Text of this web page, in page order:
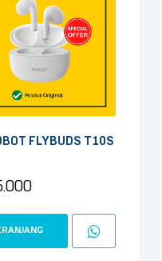
FLYBUDS T10S